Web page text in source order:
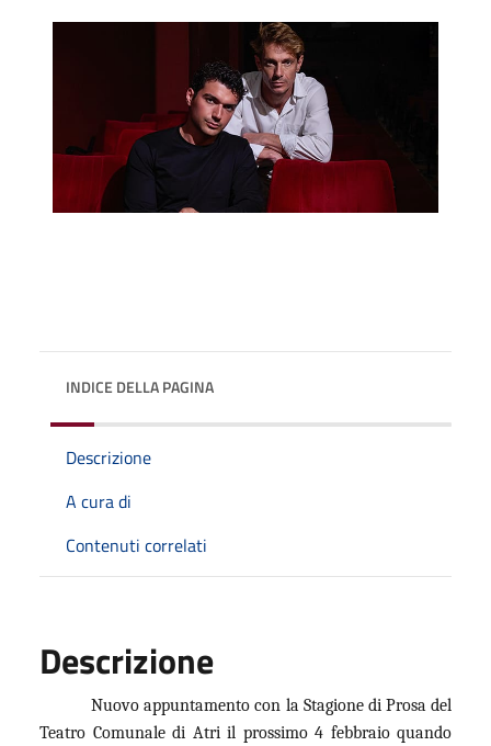
INDICE DELLA PAGINA
Descrizione
A cura di
Contenuti correlati
Descrizione
Nuovo appuntamento con la Stagione di Prosa del
Teatro Comunale di Atri il prossimo 4 febbraio quando